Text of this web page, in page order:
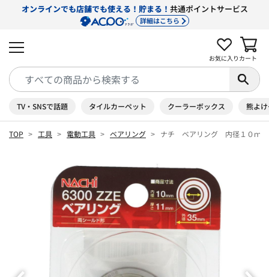
オンラインでも店舗でも使える！貯まる！ 共通ポイントサービス
詳細はこちら
お気に入り カート
TV・SNSで話題 タイルカーペット クーラーボックス 熊よ
TOP 工具 電動工具 ベアリング ナチ ベアリング 内径１０ｍ